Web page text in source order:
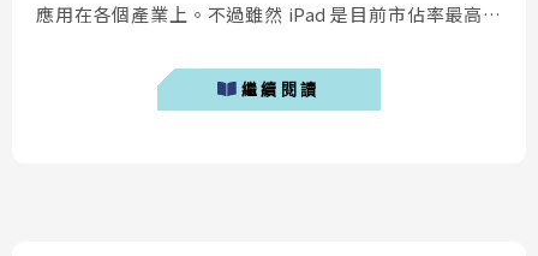
應用在各個產業上。不過雖然 iPad 是目前市佔率最高的
當機不動，在誇張一點就是 iPad 黑屏然後 iPad 無法開
機，最嚴重就是宣判 iPad 死機。有一些小問題可以透過
繼續閱讀